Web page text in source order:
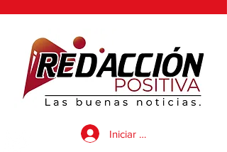
Iniciar sesión